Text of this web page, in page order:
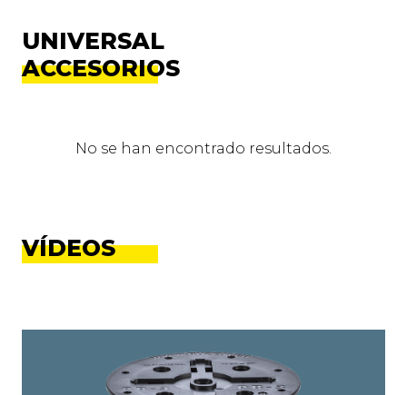
UNIVERSAL
ACCESORIOS
No se han encontrado resultados.
VÍDEOS